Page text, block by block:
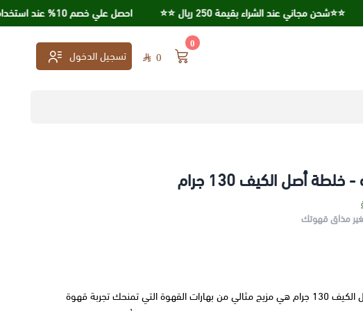
⭐️⭐️شحن مجاني عند الشراء بقيمة 250 ريال ⭐️⭐️ احصل علي خصم 10% عند استخدامك كود خصم KSA95
0
0 تسجيل الدخول
أصل الكيف 130 جرام
مذاق قهوتك
بهارات القهوه أصل الكيف 130 جرام هي مزيج مثالي من بهارات القهوة التي تمنحك تجربة قهوة